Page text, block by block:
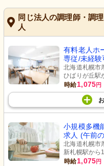
同じ法人の調理師・調
人
有料老人ホ
専従/未経験
北海道札幌市
ひばりが丘駅
時給1,075円
小規模多機
求人 (午前
北海道札幌市
新札幌駅から
時給1,075円